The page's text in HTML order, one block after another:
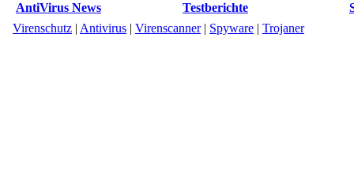
AntiVirus News Testberichte
Virenschutz | Antivirus | Virenscanner| Spyware | Trojaner